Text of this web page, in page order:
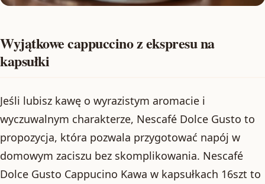
Wyjątkowe cappuccino z ekspresu na
kapsułki
Jeśli lubisz kawę o wyrazistym aromacie i
wyczuwalnym charakterze, Nescafé Dolce Gusto to
propozycja, która pozwala przygotować napój w
domowym zaciszu bez skomplikowania. Nescafé
Dolce Gusto Cappucino Kawa w kapsułkach 16szt to